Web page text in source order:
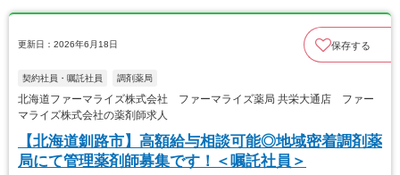
更新日：2026年6月18日 保存する
契約社員・嘱託社員 調剤薬局
北海道ファーマライズ株式会社 ファーマライズ薬局 共栄大通店 ファー
マライズ株式会社の薬剤師求人
【北海道釧路市】高額給与相談可能◎地域密着調剤薬
局にて管理薬剤師募集です！＜嘱託社員＞